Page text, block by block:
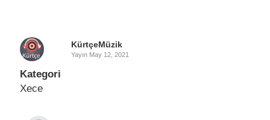
KürtçeMüzik
Yayın May 12, 2021
Kategori
Xece